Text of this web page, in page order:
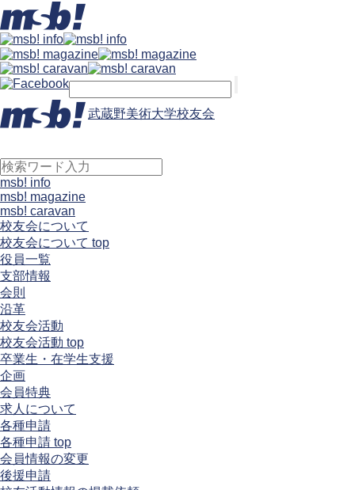
武蔵野美術大学校友会
msb! info
msb! magazine
msb! caravan
校友会について
校友会について top
役員一覧
支部情報
会則
沿革
校友会活動
校友会活動 top
卒業生・在学生支援
企画
会員特典
求人について
各種申請
各種申請 top
会員情報の変更
後援申請